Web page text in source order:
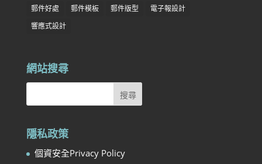
郵件好處
郵件模板 郵件版型
電子報設計
響應式設計
網站搜尋
隱私政策
個資安全Privacy Policy